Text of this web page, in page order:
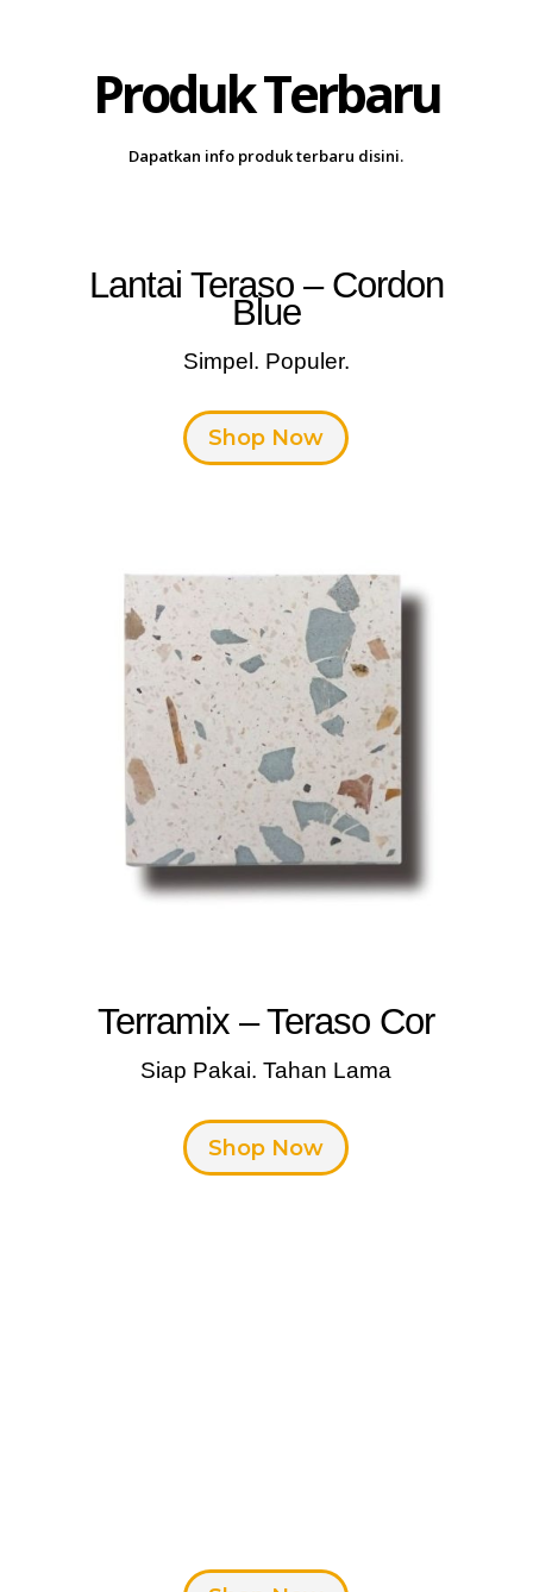
Produk Terbaru
Dapatkan info produk terbaru disini.
Lantai Teraso – Cordon
Blue
Simpel. Populer.
Shop Now
Terramix – Teraso Cor
Siap Pakai. Tahan Lama
Shop Now